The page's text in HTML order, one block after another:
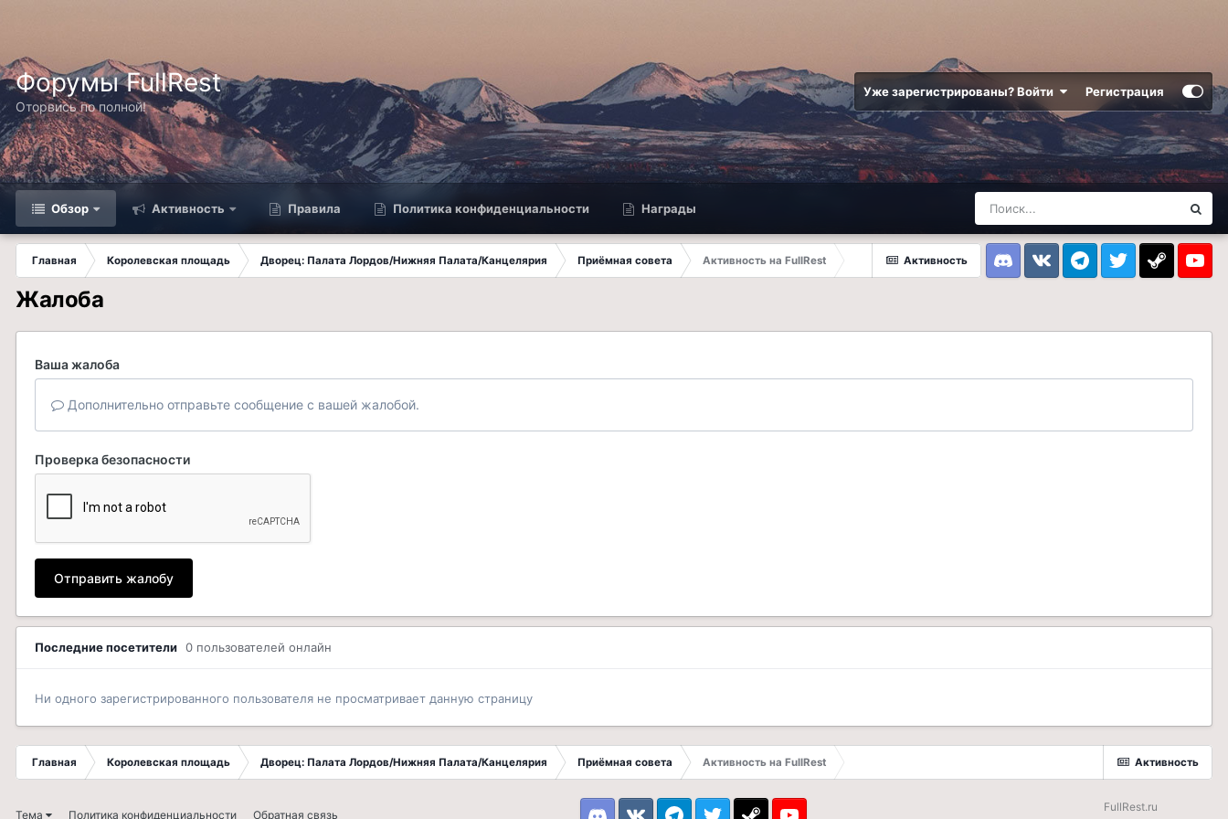
Форумы FullRest
Оторвись по полной!
Уже зарегистрированы? Войти Регистрация
Обзор Активность Правила Политика конфиденциальности Награды
Активность
Главная Королевская площадь Дворец: Палата Лордов/Нижняя Палата/Канцелярия Приёмная совета
Активность на FullRest
DiscordVK TelegramTwitter Steam
Жалоба
Ваша жалоба
Дополнительно отправьте сообщение с вашей жалобой.
Проверка безопасности
Отправить жалобу
Последние посетители 0 пользователей онлайн
Ни одного зарегистрированного пользователя не просматривает данную страницу
Активность
Главная Королевская площадь Дворец: Палата Лордов/Нижняя Палата/Канцелярия Приёмная совета Активность на FullRest
Тема Политика конфиденциальности Обратная связь
FullRest.ru